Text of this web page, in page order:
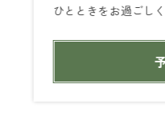
ひとときをお過ごしく